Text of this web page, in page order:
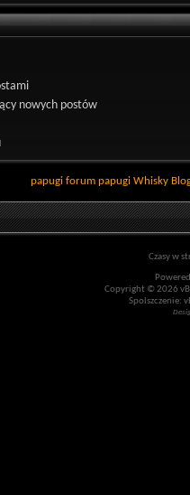
nowych postów
papugi forum papugi Whisky
Czasy w
Copyright © 2026
Spolszczenie: